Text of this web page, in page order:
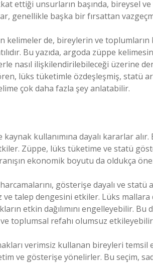
ettiği unsurların başında, bireysel
genellikle başka bir fırsattan
kelimeler de, bireylerin ve toplumların
Bu yazıda, argoda züppe
nasıl ilişkilendirilebileceği üzerine
lüks tüketimle özdeşleşmiş, statü
çok daha fazla şey anlatabilir.
kullanımına dayalı kararlar
Züppe, lüks tüketime ve statü
ekonomik boyutu da oldukça
gösterişe dayalı ve statü
talep dengesini etkiler. Lüks mallara
etkin dağılımını engelleyebilir. Bu
toplumsal refahı olumsuz
verimsiz kullanan bireyleri temsil
ve gösterişe yönelirler. Bu seçim,